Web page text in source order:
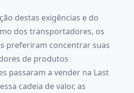
destas exigências e do
dos transportadores, os
preferiram concentrar suas
de produtos
passaram a vender na Last
cadeia de valor, as